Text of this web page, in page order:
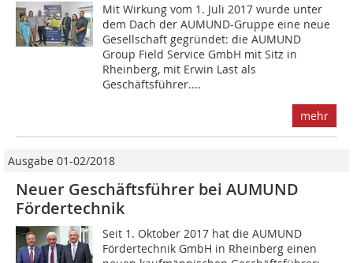
Mit Wirkung vom 1. Juli 2017 wurde unter
dem Dach der AUMUND-Gruppe eine neue
Gesellschaft gegründet: die AUMUND
Group Field Service GmbH mit Sitz in
Rheinberg, mit Erwin Last als
Geschäftsführer....
mehr
Ausgabe 01-02/2018
Neuer Geschäftsführer bei AUMUND
Fördertechnik
Seit 1. Oktober 2017 hat die AUMUND
Fördertechnik GmbH in Rheinberg einen